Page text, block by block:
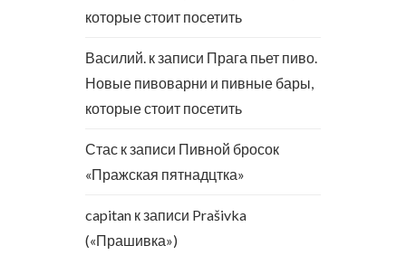
которые стоит посетить
Василий. к записи Прага пьет пиво.
Новые пивоварни и пивные бары,
которые стоит посетить
Стас к записи Пивной бросок
«Пражская пятнадцтка»
capitan к записи Prašivka
(«Прашивка»)